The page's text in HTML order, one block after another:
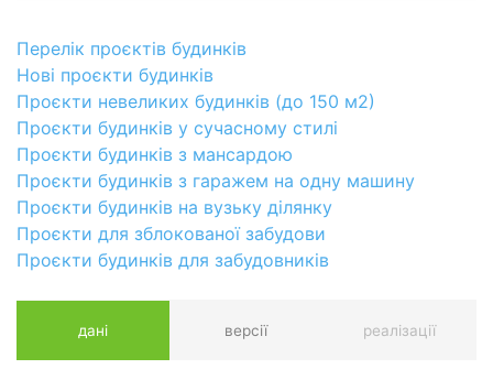
Перелік проєктів будинків
Нові проєкти будинків
Проєкти невеликих будинків (до 150 м2)
Проєкти будинків у сучасному стилі
Проєкти будинків з мансардою
Проєкти будинків з гаражем на одну машину
Проєкти будинків на вузьку ділянку
Проєкти для зблокованої забудови
Проєкти будинків для забудовників
дані версії реалізації